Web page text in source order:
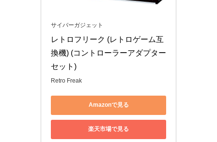
サイバーガジェット
レトロフリーク (レトロゲーム互
換機) (コントローラーアダプター
セット)
Retro Freak
Amazonで見る
楽天市場で見る